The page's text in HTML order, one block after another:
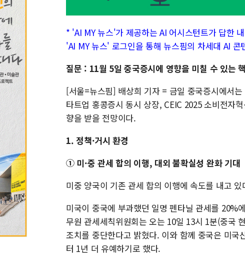
* 'AI MY 뉴스'가 제공하는 AI 어시스턴트가 답한
'AI MY 뉴스' 로그인을 통해 뉴스핌의 차세대 AI
질문 : 11월 5일 중국증시에 영향을 미칠 수 있는
[서울=뉴스핌] 배상희 기자 = 금일 중국증시에서
타트업 홍콩증시 동시 상장, CEIC 2025 소비전자
향을 받을 전망이다.
1. 정책·거시 환경
① 미·중 관세 합의 이행, 대외 불확실성 완화 기대
미중 양국이 기존 관세 합의 이행에 속도를 내고 있
미국이 중국에 부과했던 일명 펜타닐 관세를 20%
무원 관세세칙위원회는 오는 10일 13시 1분(중국
조치를 중단한다고 밝혔다. 이와 함께 중국은 미
터 1년 더 유예하기로 했다.